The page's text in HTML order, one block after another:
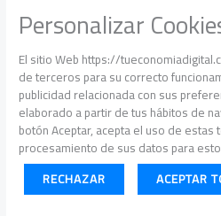
Personalizar
El sitio Web https://
de terceros para su correcto
publicidad relacionada con sus
elaborado a partir de tus hábitos de
botón Aceptar, acepta el uso de estas
procesamiento de sus datos para
RECHAZAR
ACEPTAR